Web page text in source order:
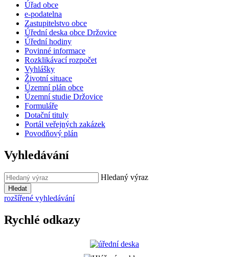
Úřad obce
e-podatelna
Zastupitelstvo obce
Úřední deska obce Držovice
Úřední hodiny
Povinné informace
Rozklikávací rozpočet
Vyhlášky
Životní situace
Územní plán obce
Územní studie Držovice
Formuláře
Dotační tituly
Portál veřejných zakázek
Povodňový plán
Vyhledávání
Hledaný výraz
Hledat
rozšířené vyhledávání
Rychlé odkazy